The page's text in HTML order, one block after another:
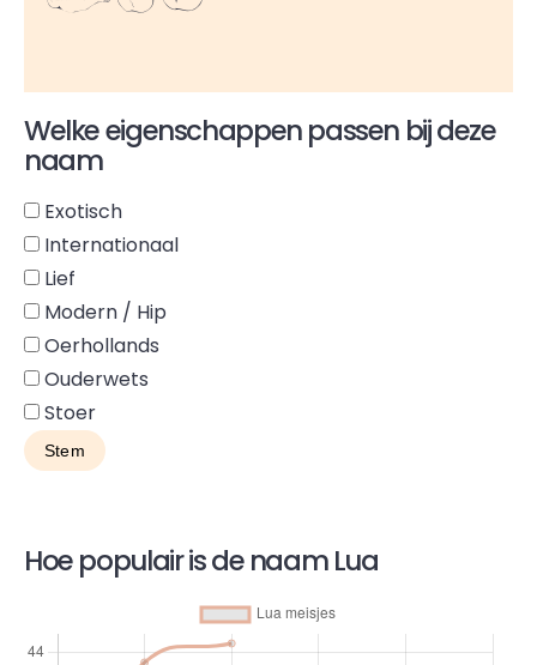
Welke eigenschappen passen bij deze
naam
Exotisch
Internationaal
Lief
Modern / Hip
Oerhollands
Ouderwets
Stoer
Hoe populair is de naam Lua